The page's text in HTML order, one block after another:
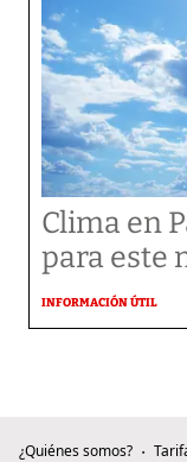
Clima en
para este
INFORMACIÓN ÚTIL
¿Quiénes somos?